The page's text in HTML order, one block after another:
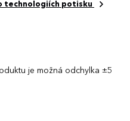
technologiích potisku
je možná odchylka ±5